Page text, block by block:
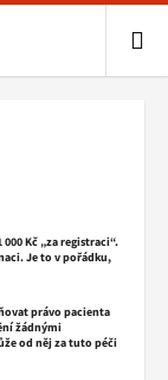
Kč „za registraci“.
Je to v pořádku,
právo pacienta
žádnými
od něj za tuto péči